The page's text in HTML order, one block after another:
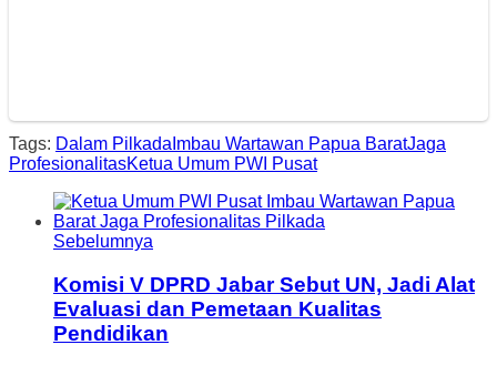
Tags: Dalam Pilkada Imbau Wartawan Papua BaratJaga
ProfesionalitasKetua Umum PWI Pusat
Sebelumnya
Komisi V DPRD Jabar Sebut UN, Jadi Alat
Evaluasi dan Pemetaan Kualitas
Pendidikan